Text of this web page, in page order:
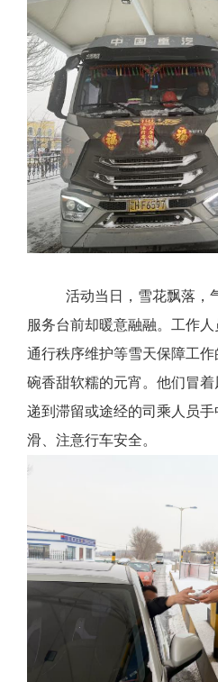
活动当日，雪花飘落，
服务台前却暖意融融。工作人
通行秩序维护等雪天保障工
碗香甜软糯的元宵。他们冒
递到滞留或途经的司乘人员
滑、注意行车安全。